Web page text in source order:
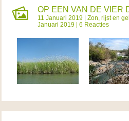
OP EEN VAN DE VIER
11 Januari 2019 | Zon, rijst en
Januari 2019 | 6 Reacties